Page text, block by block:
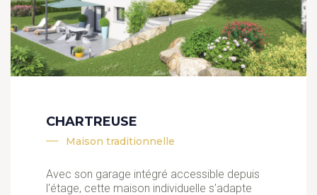
CHARTREUSE
Maison traditionnelle
Avec son garage intégré accessible depuis
l'étage, cette maison individuelle s'adapte